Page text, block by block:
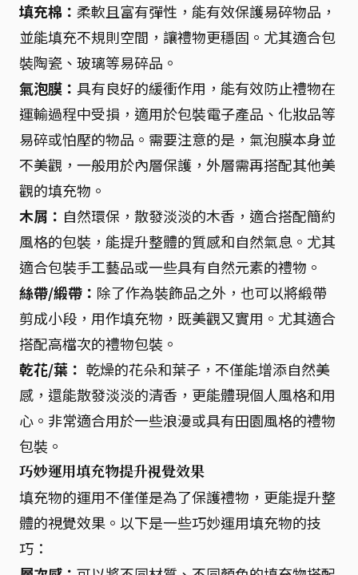
填充棉： 柔軟且富有彈性，能有效保護易碎物品，
並能填充不規則空間，讓禮物更穩固。尤其適合包
裝陶瓷、玻璃等易碎品。
氣泡膜： 具有良好的緩衝作用，能有效防止禮物在
運輸過程中受損，適用於包裝電子產品、化妝品等
易碎或怕壓的物品。需要注意的是，氣泡膜本身並
不美觀，一般用於內層保護，外層需再搭配其他美
觀的填充物。
木屑： 自然環保，散發淡淡的木香，適合搭配簡約
風格的包裝，能提升整體的質感和自然氣息。尤其
適合包裝手工藝品或一些具有自然元素的禮物。
絲帶/緞帶： 除了作為裝飾品之外，也可以將緞帶
剪成小段，用作填充物，既美觀又實用。尤其適合
搭配高檔次的禮物包裝。
乾花/葉： 乾燥的花朵和葉子，不僅能增添自然美
感，還能散發淡淡的清香，更能體現個人風格和用
心。非常適合用於一些浪漫或具有田園風格的禮物
包裝。
巧妙運用填充物提升視覺效果
填充物的運用不僅僅是為了保護禮物，更能提升整
體的視覺效果。以下是一些巧妙運用填充物的技
巧：